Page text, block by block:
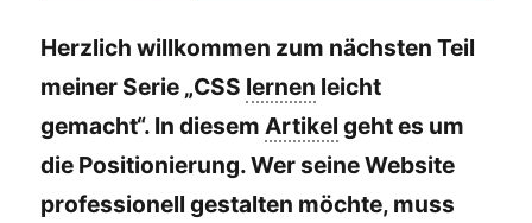
Herzlich willkommen zum nächsten Teil
meiner Serie „CSS lernen leicht
gemacht“. In diesem Artikel geht es um
die Positionierung. Wer seine Website
professionell gestalten möchte, muss